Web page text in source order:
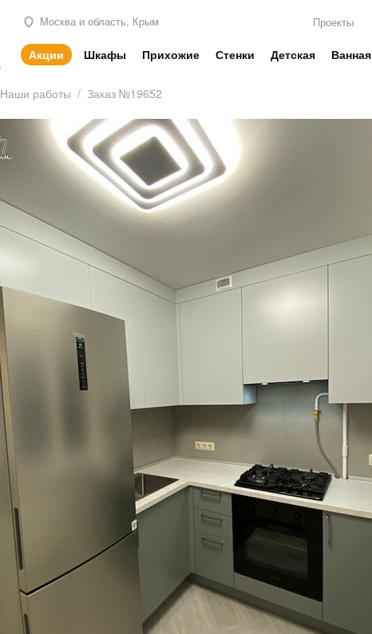
Москва и область, Крым Проекты
Акции Шкафы Прихожие Стенки Детская Ванная
Наши работы / Заказ №19652